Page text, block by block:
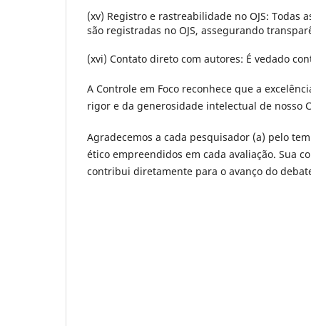
(xv) Registro e rastreabilidade no OJS: Todas
são registradas no OJS, assegurando
(xvi) Contato direto com autores: É vedado
A Controle em Foco reconhece que a
rigor e da generosidade intelectual de nosso
Agradecemos a cada pesquisador (a) pelo
ético empreendidos em cada avaliação. Sua
contribui diretamente para o avanço do